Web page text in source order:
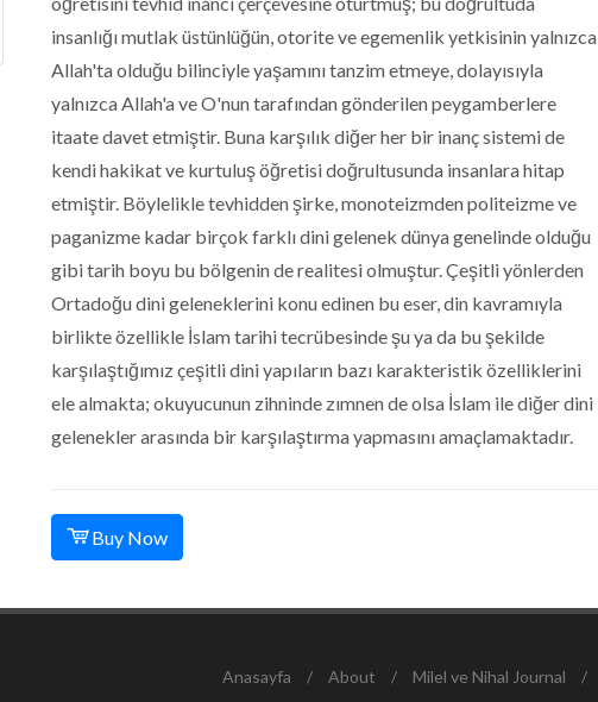
insanlığı mutlak üstünlüğün, otorite ve egemenlik yetkisinin yalnızca
Allah'ta olduğu bilinciyle yaşamını tanzim etmeye, dolayısıyla
yalnızca Allah'a ve O'nun tarafından gönderilen peygamberlere
itaate davet etmiştir. Buna karşılık diğer her bir inanç sistemi de
kendi hakikat ve kurtuluş öğretisi doğrultusunda insanlara hitap
etmiştir. Böylelikle tevhidden şirke, monoteizmden politeizme ve
paganizme kadar birçok farklı dini gelenek dünya genelinde olduğu
gibi tarih boyu bu bölgenin de realitesi olmuştur. Çeşitli yönlerden
Ortadoğu dini geleneklerini konu edinen bu eser, din kavramıyla
birlikte özellikle İslam tarihi tecrübesinde şu ya da bu şekilde
karşılaştığımız çeşitli dini yapıların bazı karakteristik özelliklerini
ele almakta; okuyucunun zihninde zımnen de olsa İslam ile diğer dini
gelenekler arasında bir karşılaştırma yapmasını amaçlamaktadır.
Buy Now
Anasayfa / About / Milel ve Nihal Journal /